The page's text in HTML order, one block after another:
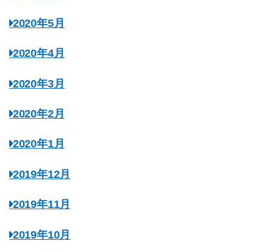
2020年5月
2020年4月
2020年3月
2020年2月
2020年1月
2019年12月
2019年11月
2019年10月